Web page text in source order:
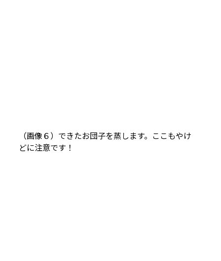
（画像６）できたお団子を蒸します。ここもやけ
どに注意です！